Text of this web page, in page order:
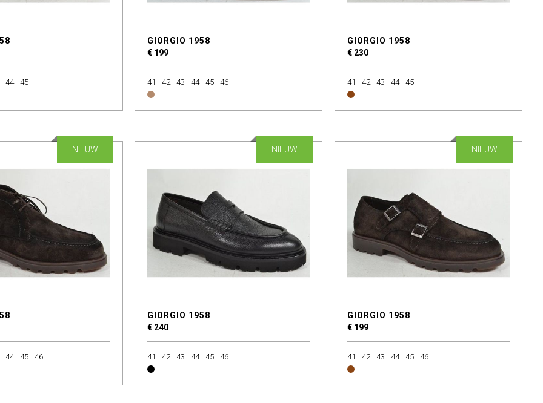
44 45
GIORGIO 1958
€ 199
41 42 43 44 45 46
GIORGIO 1958
€ 230
41 42 43 44 45
NIEUW
44 45 46
GIORGIO 1958
€ 240
NIEUW
41 42 43 44 45 46
GIORGIO 1958
€ 199
NIEUW
41 42 43 44 45 46